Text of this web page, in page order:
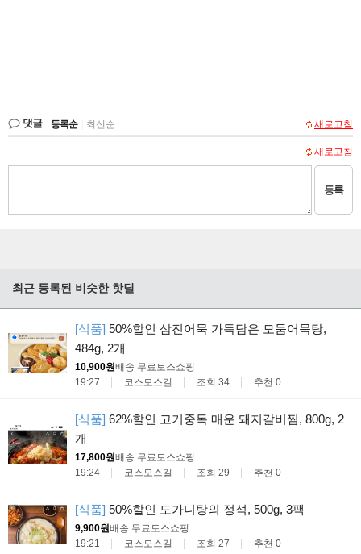
댓글 등록순 최신순 새로고침
새로고침
등록
최근 등록된 비슷한 핫딜
[식품] 50%할인 삼진어묵 가득담은 모둠어묵탕,
484g, 2개
10,900원배송 무료 토스쇼핑
19:27
코스모스길 조회 34 추천 0
[식품] 62%할인 고기중독 매운 돼지갈비찜, 800g, 2
개
17,800원배송 무료 토스쇼핑
19:24
코스모스길 조회 29 추천 0
[식품] 50%할인 도가니탕의 정석, 500g, 3팩
9,900원배송 무료 토스쇼핑
19:21
코스모스길 조회 27 추천 0